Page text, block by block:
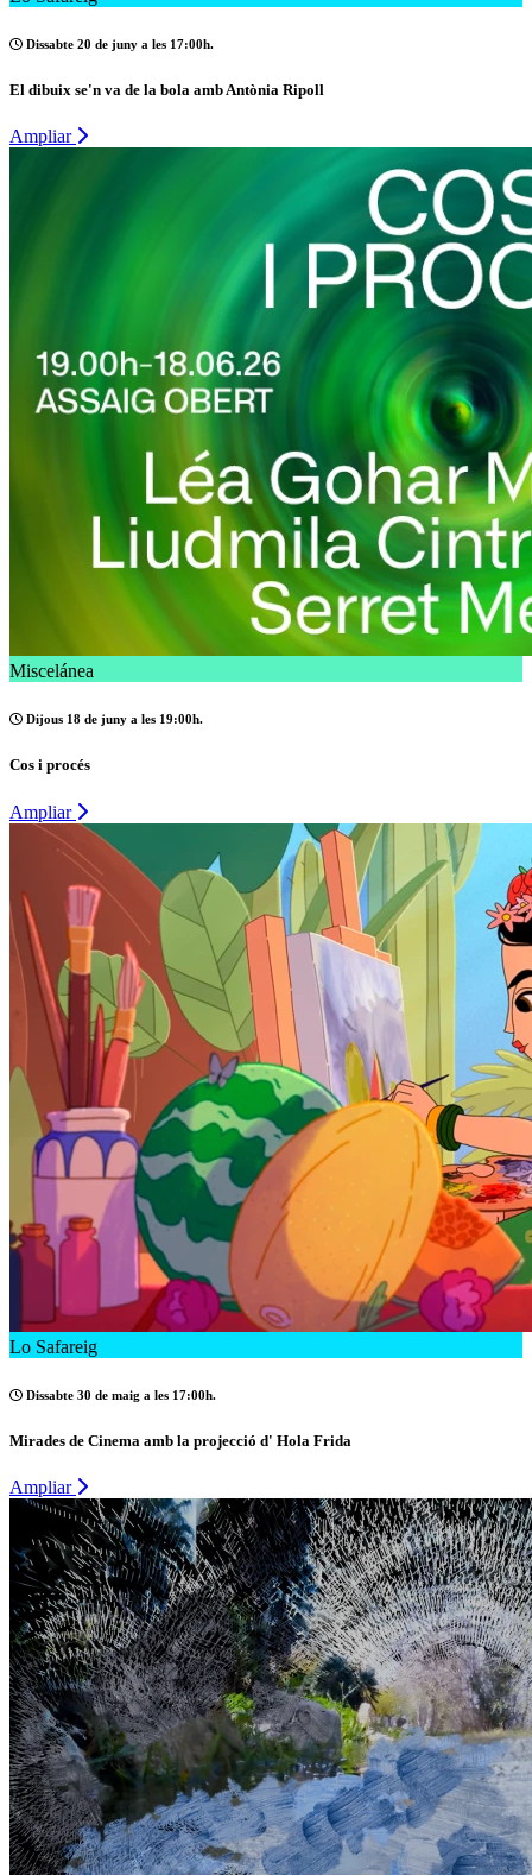
Dissabte 20 de juny a les 17:00h.
El dibuix se'n va de la bola amb Antònia Ripoll
Ampliar
Miscelánea
Dijous 18 de juny a les 19:00h.
Cos i procés
Ampliar
Lo Safareig
Dissabte 30 de maig a les 17:00h.
Mirades de Cinema amb la projecció d' Hola Frida
Ampliar